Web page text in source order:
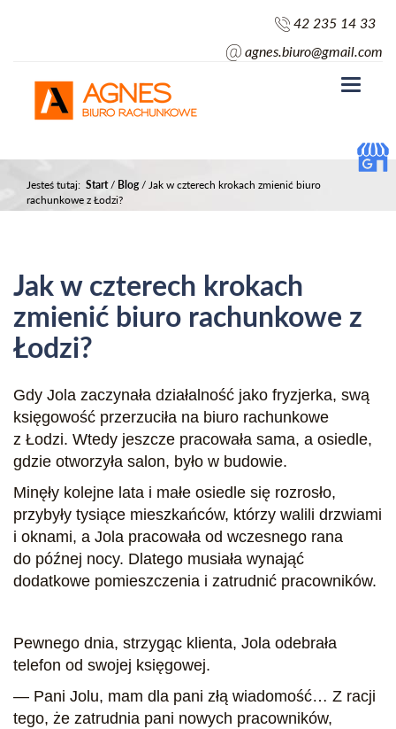
42 235 14 33
agnes.biuro@gmail.com
Toggle
Jesteś tutaj: Start/ Blog/Jak w czterech krokach zmienić biuro
rachunkowe z Łodzi?
Jak w czterech krokach
zmienić biuro rachunkowe z
Łodzi?
Gdy Jola zaczynała działalność jako fryzjerka, swą
księgowość przerzuciła na biuro rachunkowe
z Łodzi. Wtedy jeszcze pracowała sama, a osiedle,
gdzie otworzyła salon, było w budowie.
Minęły kolejne lata i małe osiedle się rozrosło,
przybyły tysiące mieszkańców, którzy walili drzwiami
i oknami, a Jola pracowała od wczesnego rana
do późnej nocy. Dlatego musiała wynająć
dodatkowe pomieszczenia i zatrudnić pracowników.
Pewnego dnia, strzygąc klienta, Jola odebrała
telefon od swojej księgowej.
— Pani Jolu, mam dla pani złą wiadomość… Z racji
tego, że zatrudnia pani nowych pracowników,